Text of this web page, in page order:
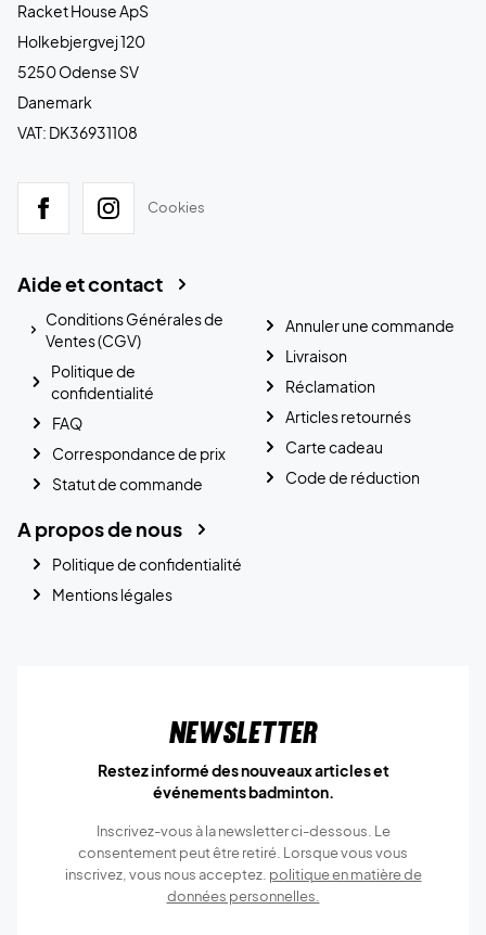
Racket House ApS
Holkebjergvej 120
5250 Odense SV
Danemark
VAT: DK36931108
Cookies
Aide et contact
Conditions Générales de
Ventes (CGV)
Politique de
confidentialité
FAQ
Correspondance de prix
Statut de commande
Annuler une commande
Livraison
Réclamation
Articles retournés
Carte cadeau
Code de réduction
A propos de nous
Politique de confidentialité
Mentions légales
Newsletter
Restez informé des nouveaux articles et
événements badminton.
Inscrivez-vous à la newsletter ci-dessous. Le
consentement peut être retiré. Lorsque vous vous
inscrivez, vous nous acceptez. politique en matière de
données personnelles.